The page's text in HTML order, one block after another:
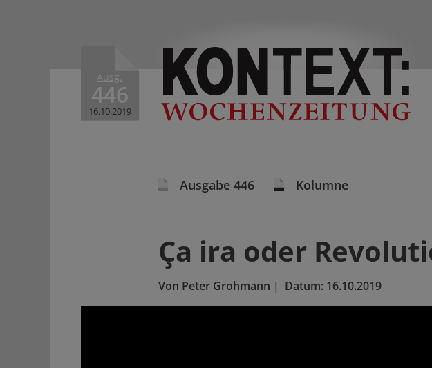
Ausg.
446
16.10.2019
Ausgabe 446 Kolumne
Ça ira oder
Von Peter Grohmann | Datum: 16.10.2019